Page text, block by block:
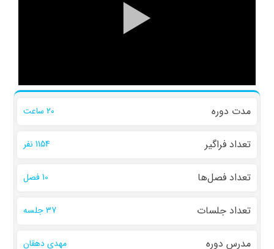
مدت دوره 20 ساعت
تعداد فراگیر 1154 نفر
تعداد فصل‌ها 10 فصل
تعداد جلسات 37 جلسه
مدرس دوره مهدی دهقان